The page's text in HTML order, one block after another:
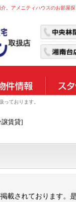
。アメニティハウスのお部屋探
っております。
賃貸]
載されております。